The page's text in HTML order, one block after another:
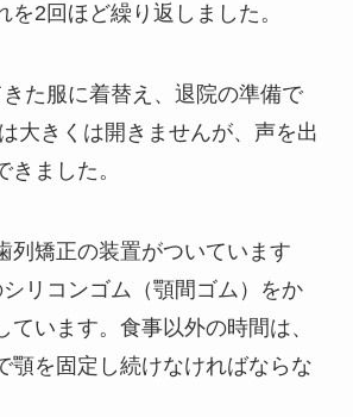
を2回ほど繰り返しました。
た服に着替え、退院の準備で
大きくは開きませんが、声を出
きました。
列矯正の装置がついています
リコンゴム（顎間ゴム）をか
ています。食事以外の時間は、
顎を固定し続けなければならな